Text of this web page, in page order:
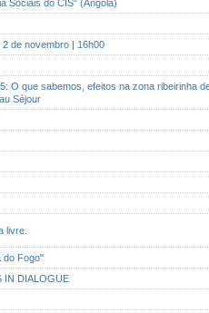
Sociais do CIS" (Angola)
de novembro | 16h00
O que sabemos, efeitos na zona ribeirinha
Séjour
livre.
do Fogo"
IN DIALOGUE